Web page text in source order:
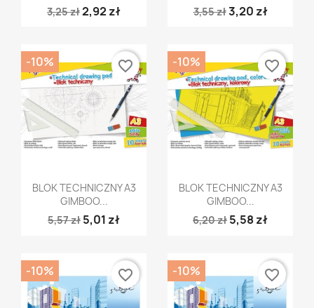
3,25 zł2,92 zł
3,55 zł3,20 zł
Szybki podgląd
BLOK TECHNICZNY A3
GIMBOO...
5,57 zł 5,01 zł
-10% favorite_border
Szybki podgląd
BLOK TECHNICZNY A3
GIMBOO...
6,20 zł 5,58 zł
-10% favorite_border
-10% favorite_border -10% favorite_border